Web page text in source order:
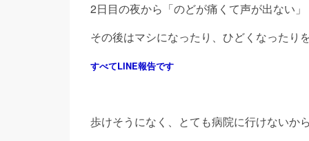
2日目の夜から「のどが痛くて声が出ない」
その後はマシになったり、ひどくなったり
すべてLINE報告です
歩けそうになく、とても病院に行けないか